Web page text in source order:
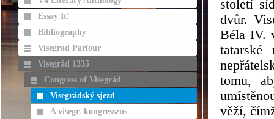
Essay It!
Bibliography
Visegrad Parlour
Visegrád 1335
Congress of Visegrád
Visegrádský sjezd
A visegr. kongresszus
století
dvůr.
Béla IV.
tomu,
věží,